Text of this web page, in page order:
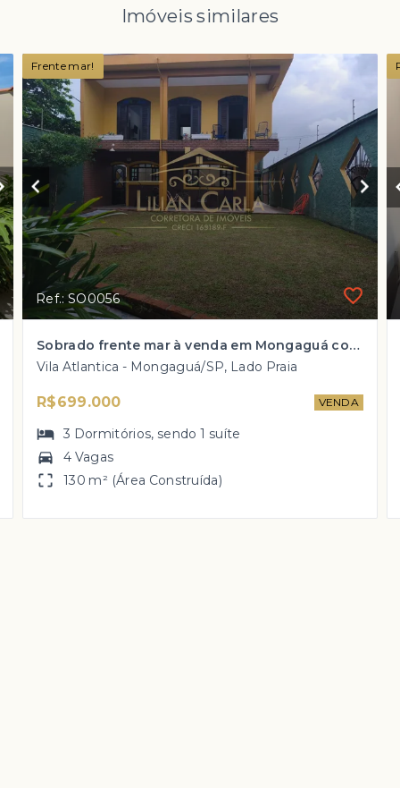
Imóveis similares
Frente mar!
Ref.: SO0056
Sobrado frente mar à venda em Mongaguá com 3 dorm, 1 suíte por R$ 699 mil!
Vila Atlantica - Mongaguá/SP, Lado Praia
R$699.000 VENDA
3 Dormitórios, sendo1 suíte
4 Vagas
130 m² (Área Construída)